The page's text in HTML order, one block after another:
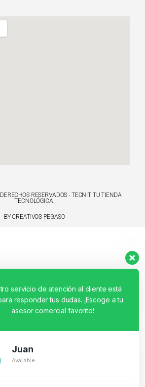
RESERVADOS - TECNIT TU TIENDA
TECNOLÓGICA.
BY CREATIVOS PEGASO
servicio de atención al cliente está
responder tus dudas. ¡Escoge a tu
asesor comercial favorito!
Juan
Available